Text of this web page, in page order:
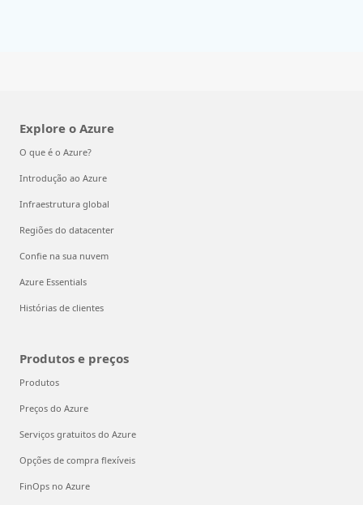
Explore o Azure
O que é o Azure?
Introdução ao Azure
Infraestrutura global
Regiões do datacenter
Confie na sua nuvem
Azure Essentials
Histórias de clientes
Produtos e preços
Produtos
Preços do Azure
Serviços gratuitos do Azure
Opções de compra flexíveis
FinOps no Azure